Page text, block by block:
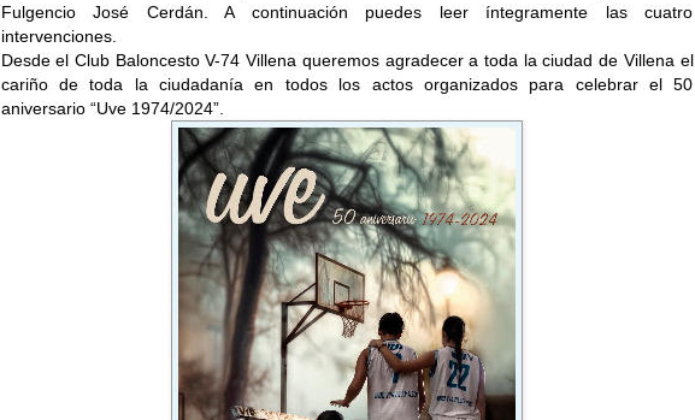
Fulgencio José Cerdán. A continuación puedes leer íntegramente las cuatro
intervenciones.
Desde el Club Baloncesto V-74 Villena queremos agradecer a toda la ciudad de Villena el
cariño de toda la ciudadanía en todos los actos organizados para celebrar el 50
aniversario “Uve 1974/2024”.